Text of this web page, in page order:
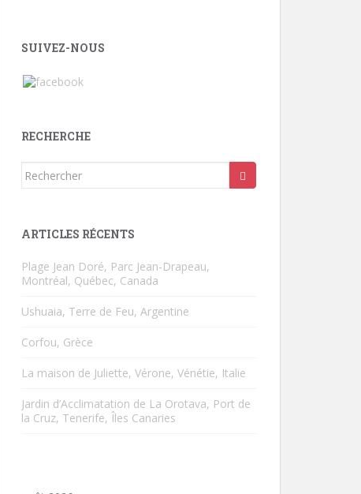
SUIVEZ-NOUS
RECHERCHE
Rechercher...
ARTICLES RÉCENTS
Plage Jean Doré, Parc Jean-Drapeau,
Montréal, Québec, Canada
Ushuaia, Terre de Feu, Argentine
Corfou, Grèce
La maison de Juliette, Vérone, Vénétie, Italie
Jardin d’Acclimatation de La Orotava, Port de
la Cruz, Tenerife, Îles Canaries